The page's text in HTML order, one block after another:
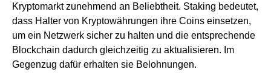
Kryptomarkt zunehmend an Beliebtheit. Staking bedeutet,
dass Halter von Kryptowährungen ihre Coins einsetzen,
um ein Netzwerk sicher zu halten und die entsprechende
Blockchain dadurch gleichzeitig zu aktualisieren. Im
Gegenzug dafür erhalten sie Belohnungen.